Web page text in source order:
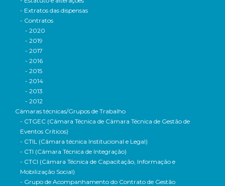
- Extratos das dispensas
- Contratos
- 2020
- 2019
- 2017
- 2016
- 2015
- 2014
- 2013
- 2012
Câmaras técnicas/Grupos de Trabalho
- CTGEC (Câmara Técnica de Câmara Técnica de Gestão de
Eventos Críticos)
- CTIL (Câmara técnica Institucional e Legal)
- CTI (Câmara Técnica de Integração)
- CTCI (Câmara Técnica de Capacitação, Informação e
Mobilização Social)
- Grupo de Acompanhamento do Contrato de Gestão